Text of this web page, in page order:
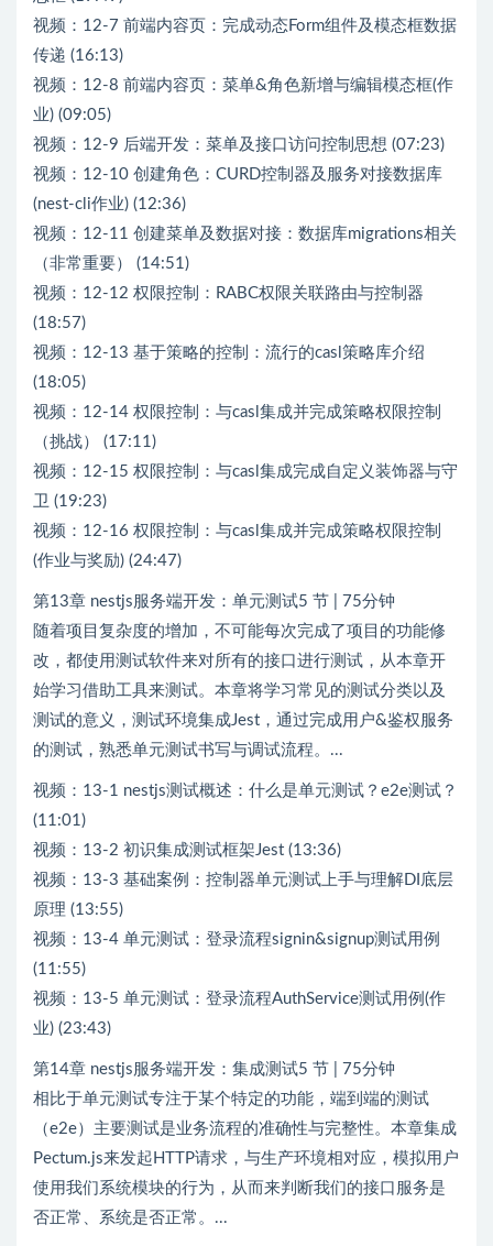
视频：12-7 前端内容页：完成动态Form组件及模态框数据
传递 (16:13)
视频：12-8 前端内容页：菜单&角色新增与编辑模态框(作
业) (09:05)
视频：12-9 后端开发：菜单及接口访问控制思想 (07:23)
视频：12-10 创建角色：CURD控制器及服务对接数据库
(nest-cli作业) (12:36)
视频：12-11 创建菜单及数据对接：数据库migrations相关
（非常重要） (14:51)
视频：12-12 权限控制：RABC权限关联路由与控制器
(18:57)
视频：12-13 基于策略的控制：流行的casl策略库介绍
(18:05)
视频：12-14 权限控制：与casl集成并完成策略权限控制
（挑战） (17:11)
视频：12-15 权限控制：与casl集成完成自定义装饰器与守
卫 (19:23)
视频：12-16 权限控制：与casl集成并完成策略权限控制
(作业与奖励) (24:47)
第13章 nestjs服务端开发：单元测试5 节 | 75分钟
随着项目复杂度的增加，不可能每次完成了项目的功能修
改，都使用测试软件来对所有的接口进行测试，从本章开
始学习借助工具来测试。本章将学习常见的测试分类以及
测试的意义，测试环境集成Jest，通过完成用户&鉴权服务
的测试，熟悉单元测试书写与调试流程。...
视频：13-1 nestjs测试概述：什么是单元测试？e2e测试？
(11:01)
视频：13-2 初识集成测试框架Jest (13:36)
视频：13-3 基础案例：控制器单元测试上手与理解DI底层
原理 (13:55)
视频：13-4 单元测试：登录流程signin&signup测试用例
(11:55)
视频：13-5 单元测试：登录流程AuthService测试用例(作
业) (23:43)
第14章 nestjs服务端开发：集成测试5 节 | 75分钟
相比于单元测试专注于某个特定的功能，端到端的测试
（e2e）主要测试是业务流程的准确性与完整性。本章集成
Pectum.js来发起HTTP请求，与生产环境相对应，模拟用户
使用我们系统模块的行为，从而来判断我们的接口服务是
否正常、系统是否正常。...